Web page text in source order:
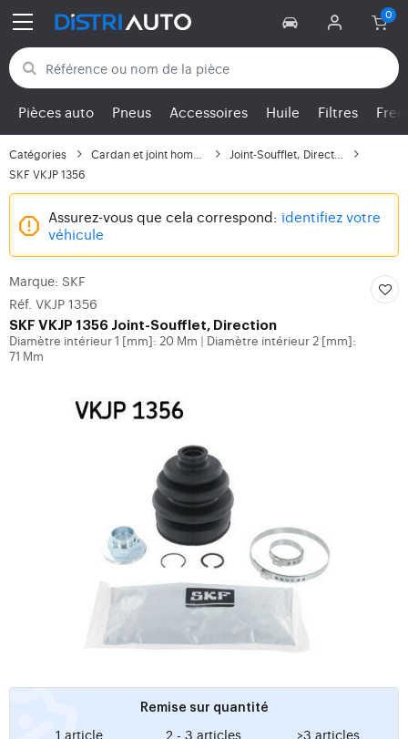
Retour aux catégories
Pièces auto Pneus Accessoires Huile Filtres
Catégories
SKF VKJP 1356
Assurez-vous que cela correspond: identifiez votre
véhicule
Marque: SKF
Réf. VKJP 1356
SKF VKJP 1356 Joint-Soufflet, Direction
Diamètre intérieur 1 [mm]: 20 Mm
Diamètre intérieur 2 [mm]:
71 Mm
Remise sur quantité
1 article 2 - 3 articles >3 articles